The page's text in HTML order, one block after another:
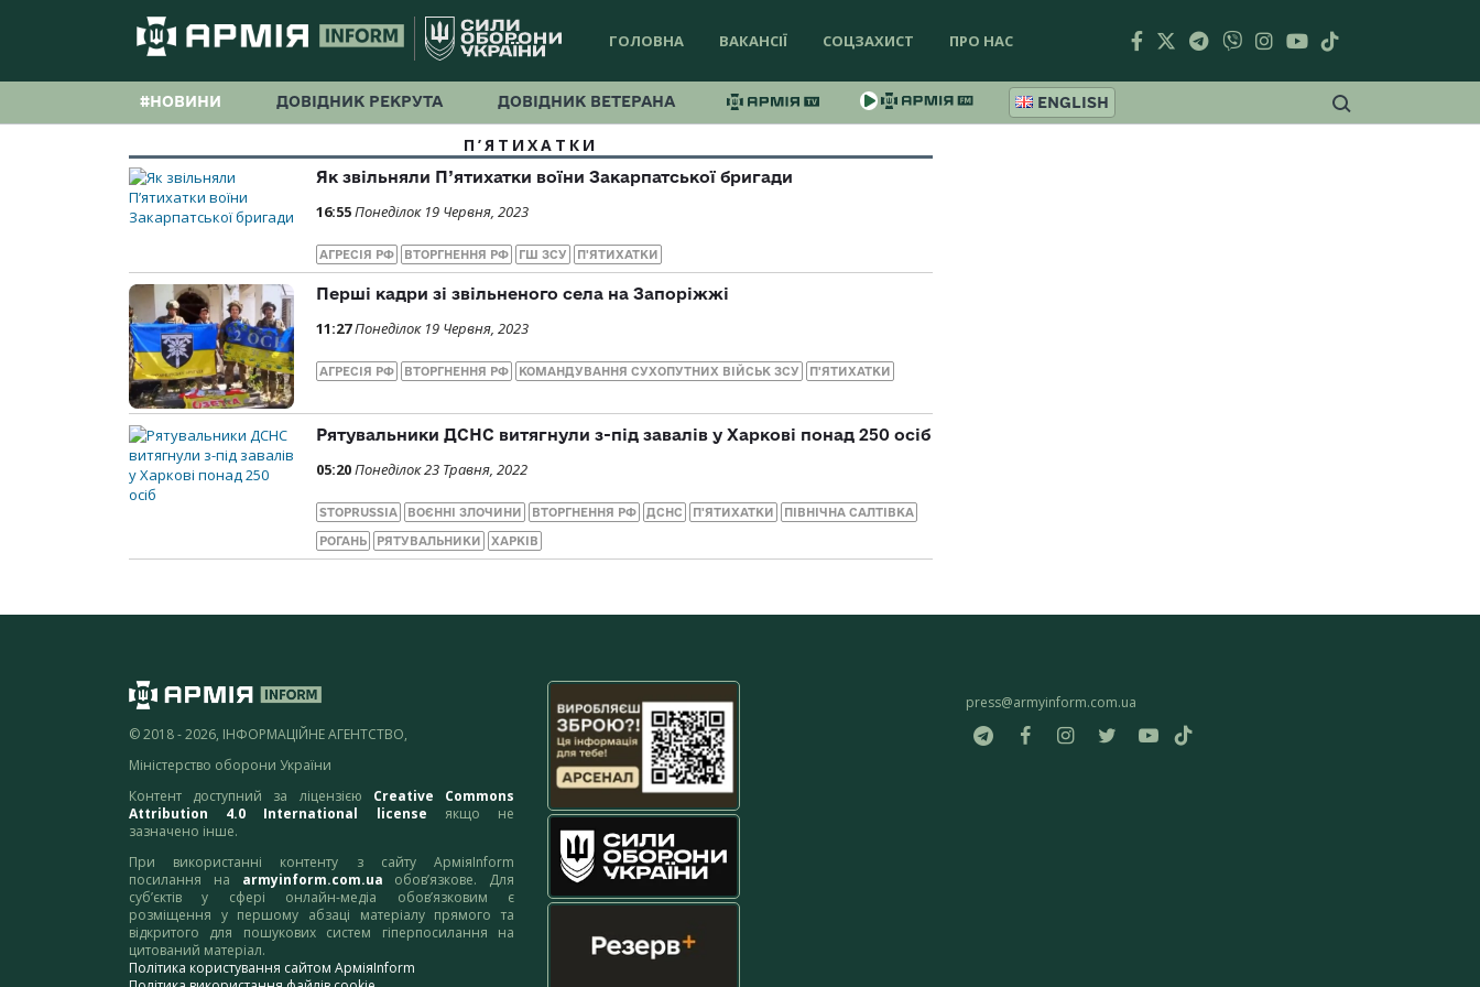
ГОЛОВНА ВАКАНСІЇ СОЦЗАХИСТ ПРО НАС
#НОВИНИ ДОВІДНИК РЕКРУТА ДОВІДНИК ВЕТЕРАНА ENGLISH
П’ЯТИХАТКИ
Як звільняли П’ятихатки воїни Закарпатської бригади
16:55Понеділок 19 Червня, 2023
АГРЕСІЯ РФ ВТОРГНЕННЯ РФ ГШ ЗСУ П'ЯТИХАТКИ
Перші кадри зі звільненого села на Запоріжжі
11:27Понеділок 19 Червня, 2023
АГРЕСІЯ РФ ВТОРГНЕННЯ РФ КОМАНДУВАННЯ СУХОПУТНИХ ВІЙСЬК ЗСУ П'ЯТИХАТКИ
Рятувальники ДСНС витягнули з-під завалів у Харкові понад 250 осіб
05:20Понеділок 23 Травня, 2022
STOPRUSSIA ВОЄННІ ЗЛОЧИНИ ВТОРГНЕННЯ РФ ДСНС П'ЯТИХАТКИ ПІВНІЧНА САЛТІВКА
РОГАНЬ РЯТУВАЛЬНИКИ ХАРКІВ
© 2018 - 2026, ІНФОРМАЦІЙНЕ АГЕНТСТВО,
Міністерство оборони України
Контент доступний за ліцензією Creative Commons
Attribution 4.0 International license якщо не
зазначено інше.
При використанні контенту з сайту АрміяInform
посилання на armyinform.com.ua обов’язкове. Для
суб’єктів у сфері онлайн-медіа обов’язковим є
розміщення у першому абзаці матеріалу прямого та
відкритого для пошукових систем гіперпосилання на
цитований матеріал.
Політика користування сайтом АрміяInform
press@armyinform.com.ua